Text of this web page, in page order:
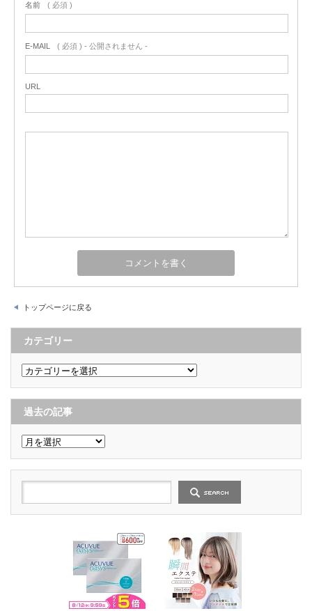
名前 ( 必須 )
E-MAIL ( 必須 ) - 公開されません -
URL
トップページに戻る
カテゴリー
カ
テ
ゴ
リ
ー
過去の記事
過
去
の
記
事